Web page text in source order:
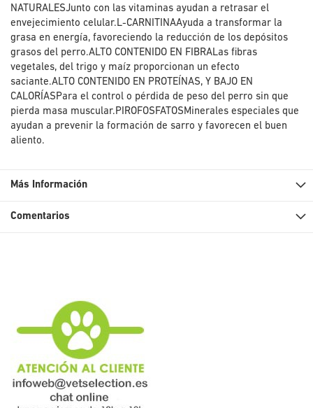
NATURALESJunto con las vitaminas ayudan a retrasar el
envejecimiento celular.L-CARNITINAAyuda a transformar la
grasa en energía, favoreciendo la reducción de los depósitos
grasos del perro.ALTO CONTENIDO EN FIBRALas fibras
vegetales, del trigo y maíz proporcionan un efecto
saciante.ALTO CONTENIDO EN PROTEÍNAS, Y BAJO EN
CALORÍASPara el control o pérdida de peso del perro sin que
pierda masa muscular.PIROFOSFATOSMinerales especiales que
ayudan a prevenir la formación de sarro y favorecen el buen
aliento.
Más Información
Comentarios